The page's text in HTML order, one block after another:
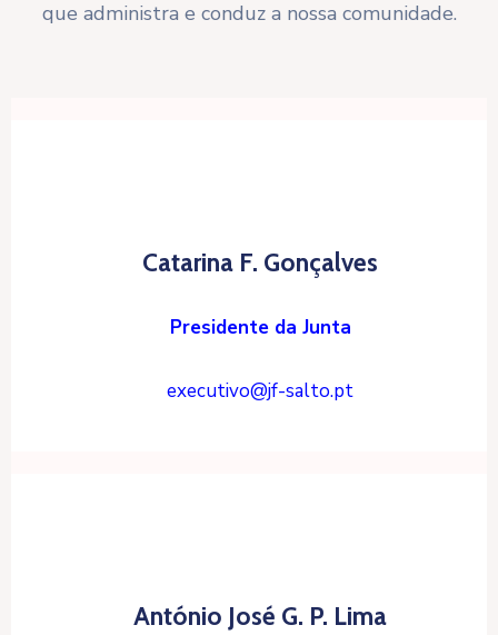
que administra e conduz a nossa comunidade.
Catarina F. Gonçalves
Presidente da Junta
executivo@jf-salto.pt
António José G. P. Lima